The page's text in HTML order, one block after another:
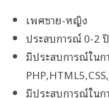
เพศชาย-หญิง
ประสบการณ์ 0-2 ปี
มีประสบการณ์ในก
มีประสบการณ์ใน